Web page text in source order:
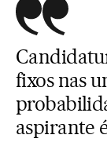
fixos nas
aspirante